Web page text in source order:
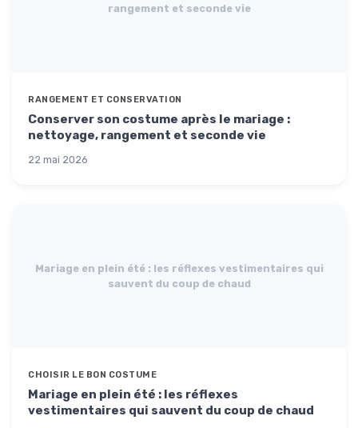
rangement et seconde vie
RANGEMENT ET CONSERVATION
Conserver son costume après le mariage :
nettoyage, rangement et seconde vie
22 mai 2026
Mariage en plein été : les réflexes vestimentaires qui
sauvent du coup de chaud
CHOISIR LE BON COSTUME
Mariage en plein été : les réflexes
vestimentaires qui sauvent du coup de chaud